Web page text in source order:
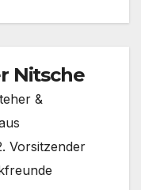
Nitsche
&
Vorsitzender